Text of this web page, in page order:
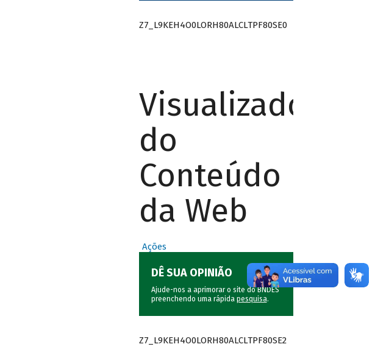
Z7_L9KEH4O0LORH80ALCLTPF80SE0
Visualizador
do
Conteúdo
da Web
Ações
DÊ SUA OPINIÃO
Ajude-nos a aprimorar o site do BNDES
preenchendo uma rápida pesquisa.
Z7_L9KEH4O0LORH80ALCLTPF80SE2